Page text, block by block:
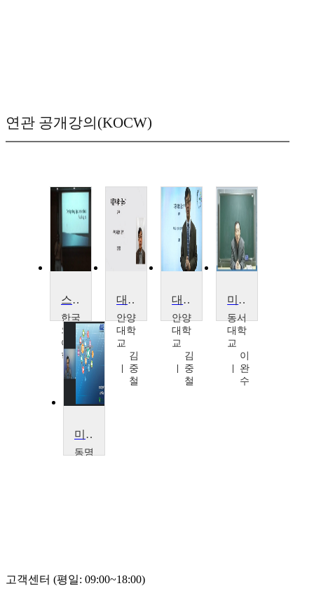
연관 공개강의(KOCW)
스포츠PR & Sponsorship
한국
외국
어대
학교
Eoin
Joseph
Trolan
대중매체와 글쓰기
안양
대학
교
김
중
철
대중매체와 글쓰기
안양
대학
교
김
중
철
미디어 경제
동서
대학
교
이
완
수
미디어의 이해
동명
고객센터 (평일: 09:00~18:00)